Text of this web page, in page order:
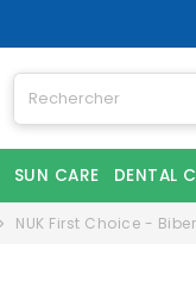
SUN CARE DENTAL
NUK First Choice -